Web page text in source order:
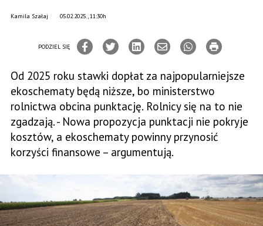
05.02.2025., 11:30h
Kamila Szałaj
PODZIEL SIĘ
Od 2025 roku stawki dopłat za najpopularniejsze
ekoschematy będą niższe, bo ministerstwo
rolnictwa obcina punktację. Rolnicy się na to nie
zgadzają. - Nowa propozycja punktacji nie pokryje
kosztów, a ekoschematy powinny przynosić
korzyści finansowe – argumentują.